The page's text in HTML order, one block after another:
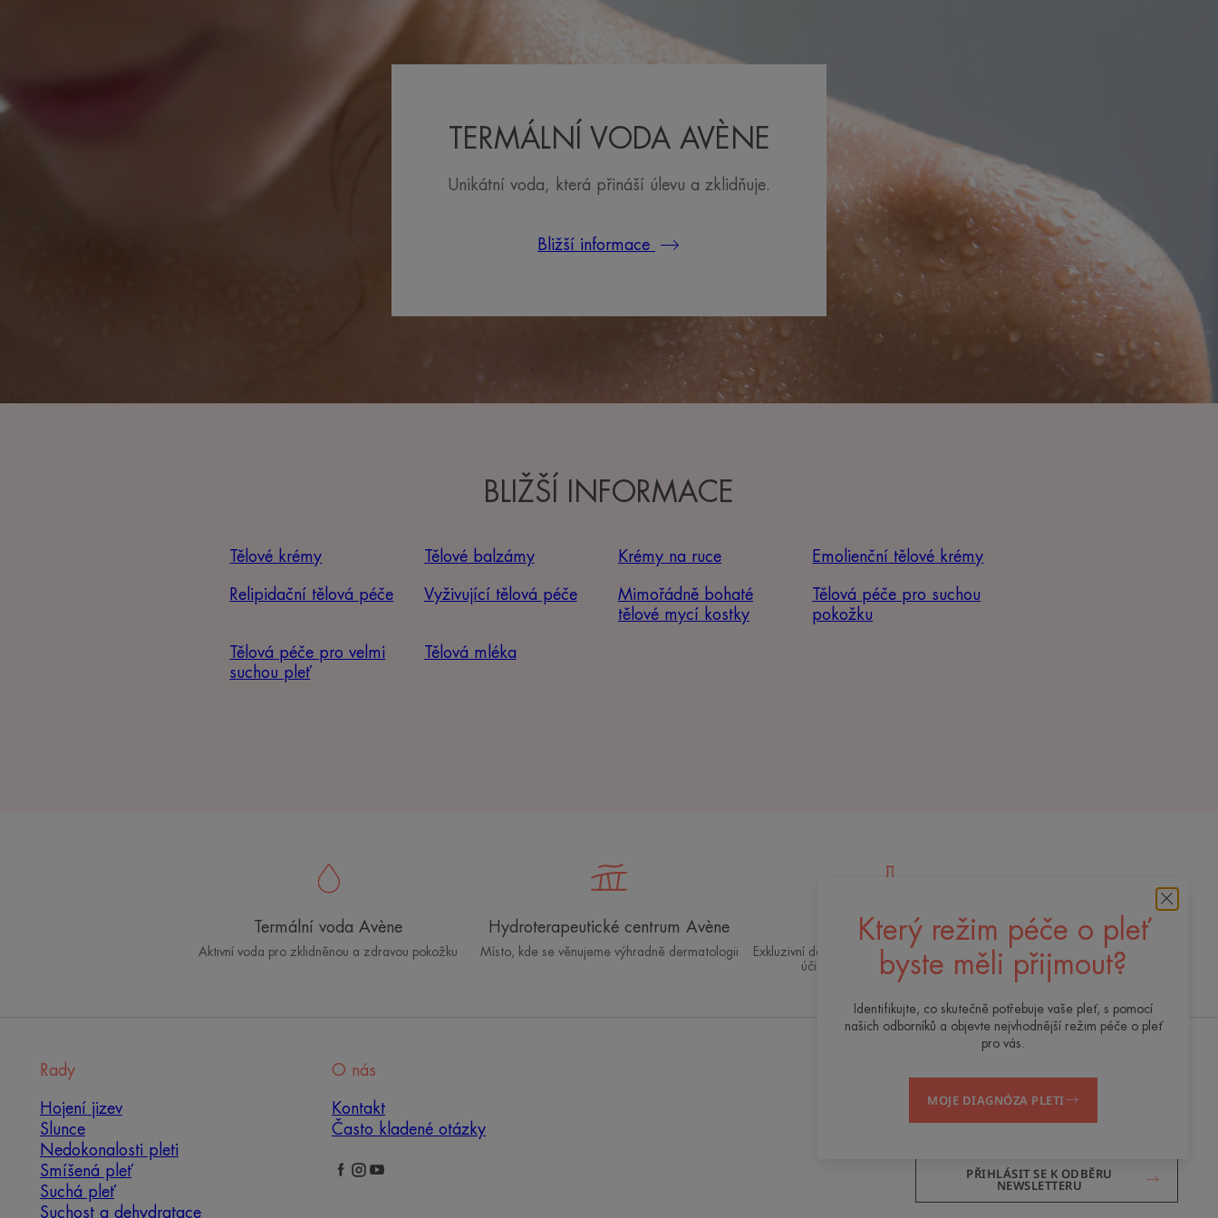
TERMÁLNÍ VODA AVÈNE
Unikátní voda, která přináší úlevu a zklidňuje.
Bližší informace
BLIŽŠÍ INFORMACE
Tělové krémy Tělové balzámy Krémy na ruce Emolienční tělové krémy
Relipidační tělová péče Vyživující tělová péče
Mimořádně bohaté
tělové mycí kostky
Tělová péče pro suchou
pokožku
Tělová péče pro velmi
suchou pleť
Tělová mléka
Který režim péče o pleť
byste měli přijmout?
Identifikujte, co skutečně potřebuje vaše pleť, s pomocí
našich odborníků a objevte nejvhodnější režim péče o pleť
pro vás.
MOJE DIAGNÓZA PLETI
Termální voda Avène
Aktivní voda pro zklidněnou a zdravou pokožku
Hydroterapeutické centrum Avène
Místo, kde se věnujeme výhradně dermatologii
Špičkové inovace
Exkluzivní dermokosmetická expertiza pro kvalitní,
účinnou a bezpečnou péči o pleť
Jsme tu vždy pro vaši pleť! Všechny naše tipy
PŘIHLÁSIT SE K ODBĚRU
NEWSLETTERU
Rady
Hojení jizev
Slunce
Nedokonalosti pleti
Smíšená pleť
Suchá pleť
Suchost a dehydratace
O nás
Kontakt
Často kladené otázky